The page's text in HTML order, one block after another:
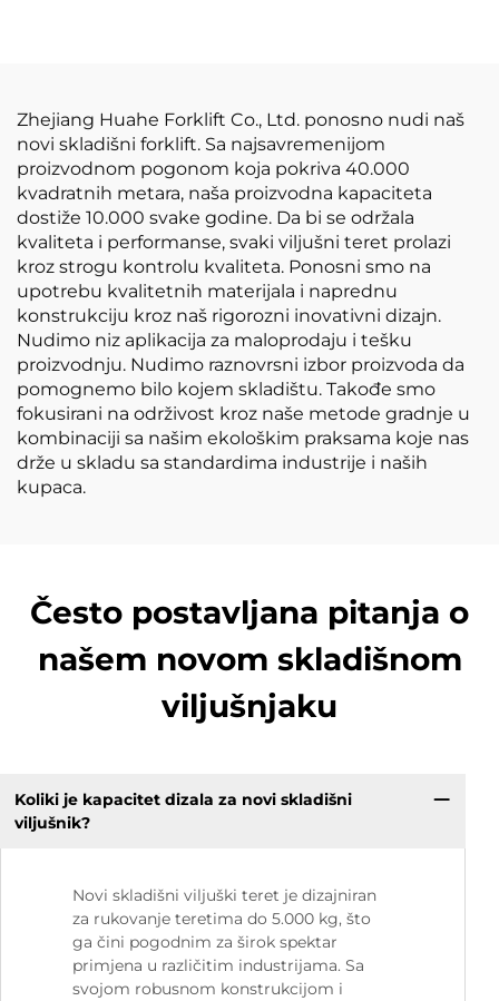
Zhejiang Huahe Forklift Co., Ltd. ponosno nudi naš
novi skladišni forklift. Sa najsavremenijom
proizvodnom pogonom koja pokriva 40.000
kvadratnih metara, naša proizvodna kapaciteta
dostiže 10.000 svake godine. Da bi se održala
kvaliteta i performanse, svaki viljušni teret prolazi
kroz strogu kontrolu kvaliteta. Ponosni smo na
upotrebu kvalitetnih materijala i naprednu
konstrukciju kroz naš rigorozni inovativni dizajn.
Nudimo niz aplikacija za maloprodaju i tešku
proizvodnju. Nudimo raznovrsni izbor proizvoda da
pomognemo bilo kojem skladištu. Takođe smo
fokusirani na održivost kroz naše metode gradnje u
kombinaciji sa našim ekološkim praksama koje nas
drže u skladu sa standardima industrije i naših
kupaca.
Često postavljana pitanja o
našem novom skladišnom
viljušnjaku
Koliki je kapacitet dizala za novi skladišni
viljušnik?
Novi skladišni viljuški teret je dizajniran
za rukovanje teretima do 5.000 kg, što
ga čini pogodnim za širok spektar
primjena u različitim industrijama. Sa
svojom robusnom konstrukcijom i